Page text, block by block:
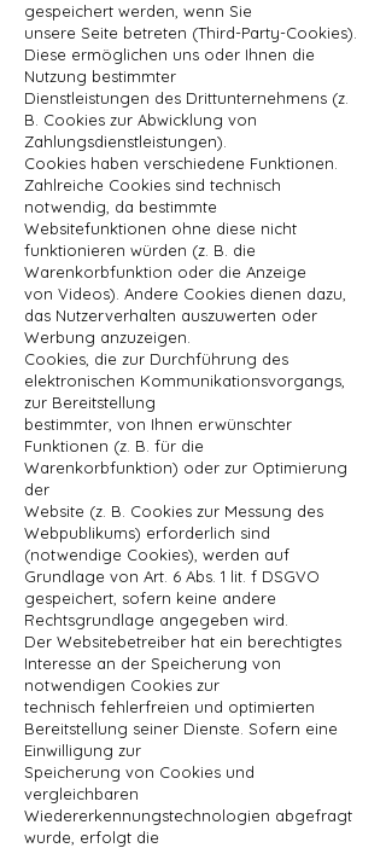
gespeichert werden, wenn Sie
unsere Seite betreten (Third-Party-Cookies).
Diese ermöglichen uns oder Ihnen die
Nutzung bestimmter
Dienstleistungen des Drittunternehmens (z.
B. Cookies zur Abwicklung von
Zahlungsdienstleistungen).
Cookies haben verschiedene Funktionen.
Zahlreiche Cookies sind technisch
notwendig, da bestimmte
Websitefunktionen ohne diese nicht
funktionieren würden (z. B. die
Warenkorbfunktion oder die Anzeige
von Videos). Andere Cookies dienen dazu,
das Nutzerverhalten auszuwerten oder
Werbung anzuzeigen.
Cookies, die zur Durchführung des
elektronischen Kommunikationsvorgangs,
zur Bereitstellung
bestimmter, von Ihnen erwünschter
Funktionen (z. B. für die
Warenkorbfunktion) oder zur Optimierung
der
Website (z. B. Cookies zur Messung des
Webpublikums) erforderlich sind
(notwendige Cookies), werden auf
Grundlage von Art. 6 Abs. 1 lit. f DSGVO
gespeichert, sofern keine andere
Rechtsgrundlage angegeben wird.
Der Websitebetreiber hat ein berechtigtes
Interesse an der Speicherung von
notwendigen Cookies zur
technisch fehlerfreien und optimierten
Bereitstellung seiner Dienste. Sofern eine
Einwilligung zur
Speicherung von Cookies und
vergleichbaren
Wiedererkennungstechnologien abgefragt
wurde, erfolgt die